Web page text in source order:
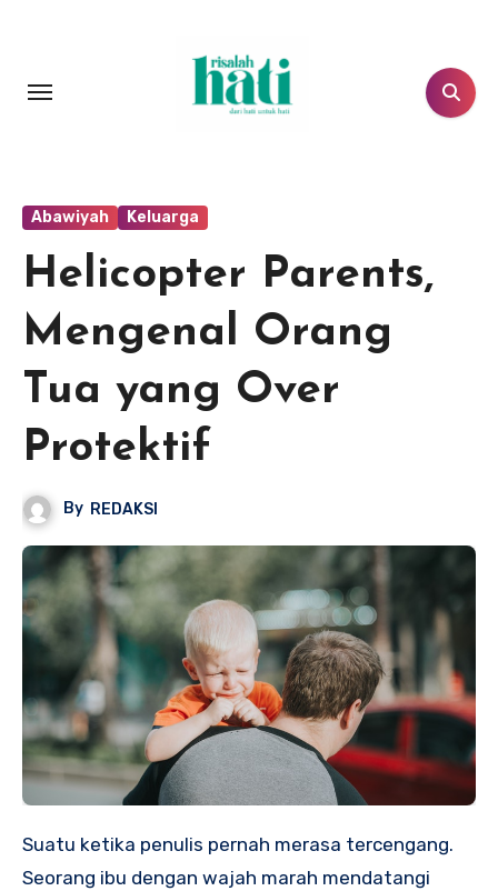
Abawiyah Keluarga
Helicopter Parents,
Mengenal Orang
Tua yang Over
Protektif
By REDAKSI
Suatu ketika penulis pernah merasa tercengang.
Seorang ibu dengan wajah marah mendatangi